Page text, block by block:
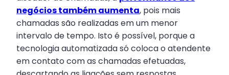
negócios também aumenta, pois mais
chamadas são realizadas em um menor
intervalo de tempo. Isto é possível, porque a
tecnologia automatizada só coloca o atendente
em contato com as chamadas efetuadas,